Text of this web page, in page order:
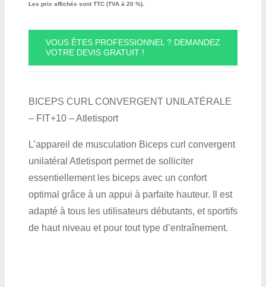
Les prix affichés sont TTC (TVA à 20 %).
VOUS ÊTES PROFESSIONNEL ? DEMANDEZ
VOTRE DEVIS GRATUIT !
BICEPS CURL CONVERGENT UNILATÉRALE
– FIT+10 – Atletisport
L’appareil de musculation Biceps curl convergent
unilatéral Atletisport permet de solliciter
essentiellement les biceps avec un confort
optimal grâce à un appui à parfaite hauteur. Il est
adapté à tous les utilisateurs débutants, et sportifs
de haut niveau et pour tout type d’entraînement.